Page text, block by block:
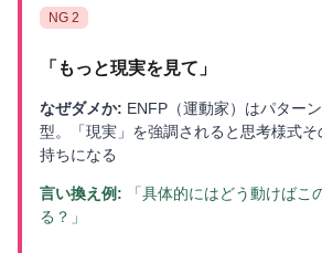
NG 2
「 もっと現実を見て 」
なぜダメか: ENFP（運動家）はパター
型。「現実」を強調されると思考様式
持ちになる
言い換え例:
「具体的にはどう動けばこ
る？」